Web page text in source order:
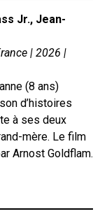
Jr., Jean-
| 2026 |
(8 ans)
d’histoires
à ses deux
mère. Le film
Arnost Goldflam.